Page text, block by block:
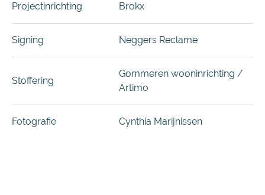
Projectinrichting Brokx
Signing Neggers Reclame
Stoffering
Gommeren wooninrichting /
Artimo
Fotografie Cynthia Marijnissen